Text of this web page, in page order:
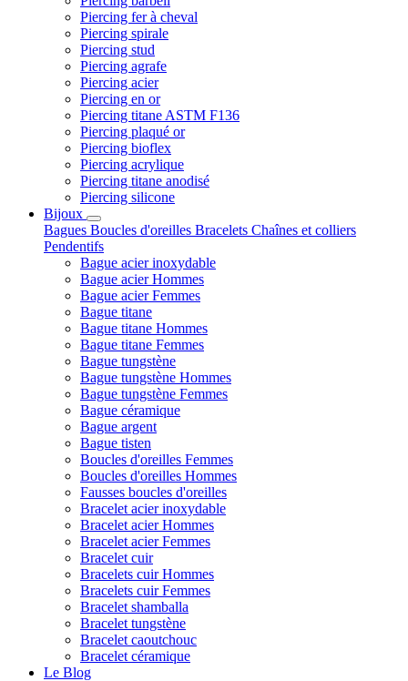
Piercing fer à cheval
Piercing spirale
Piercing stud
Piercing agrafe
Piercing acier
Piercing en or
Piercing titane ASTM F136
Piercing plaqué or
Piercing bioflex
Piercing acrylique
Piercing titane anodisé
Piercing silicone
Bijoux
Bagues Boucles d'oreilles Bracelets Chaînes et colliers
Pendentifs
Bague acier inoxydable
Bague acier Hommes
Bague acier Femmes
Bague titane
Bague titane Hommes
Bague titane Femmes
Bague tungstène
Bague tungstène Hommes
Bague tungstène Femmes
Bague céramique
Bague argent
Bague tisten
Boucles d'oreilles Femmes
Boucles d'oreilles Hommes
Fausses boucles d'oreilles
Bracelet acier inoxydable
Bracelet acier Hommes
Bracelet acier Femmes
Bracelet cuir
Bracelets cuir Hommes
Bracelets cuir Femmes
Bracelet shamballa
Bracelet tungstène
Bracelet caoutchouc
Bracelet céramique
Le Blog